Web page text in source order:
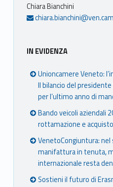
Chiara Bianchini
IN EVIDENZA
Unioncamere Veneto:
Il bilancio del
per l’ultimo anno di
Bando veicoli aziendali
rottamazione e
VenetoCongiuntura:
manifattura in tenuta,
internazionale resta
Sostieni il futuro di